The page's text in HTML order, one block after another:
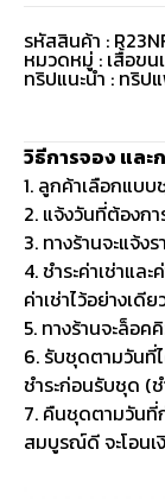
รหัสสินค้า :
หมวดหมู่ : เสื้อขน
ทริปแนะนำ : ทริ
วิธีการจอง และ
1. ลูกค้าเลือกแบ
2. แจ้งวันที่ต้องก
3. ทางร้านจะแจ้ง
4. ชำระค่าเช่าแล
ค่าเช่าไว้อย่างเดี
5. ทางร้านจะล็อค
6. รับชุดตามวันที่
ชำระก่อนรับชุด (
7. คืนชุดตามวันที่
สมบูรณ์ดี จะโอนเ